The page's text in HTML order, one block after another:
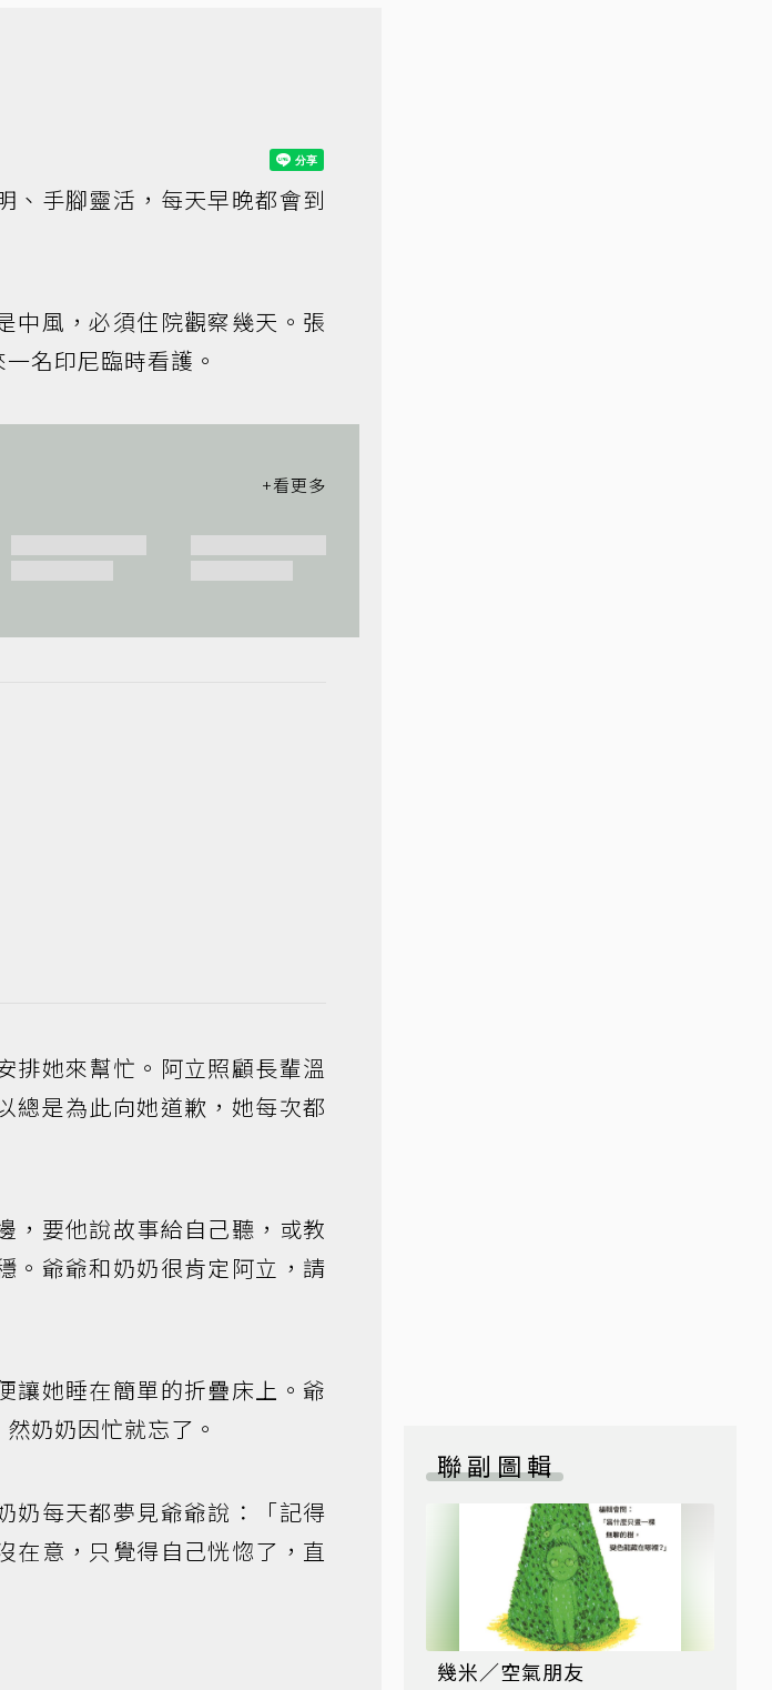
、手腳靈活，每天早晚都會到
中風，必須住院觀察幾天。張
名印尼臨時看護。
排她來幫忙。阿立照顧長輩溫
總是為此向她道歉，她每次都
，要他說故事給自己聽，或教
。爺爺和奶奶很肯定阿立，請
讓她睡在簡單的折疊床上。爺
奶奶因忙就忘了。
奶每天都夢見爺爺說：「記得
在意，只覺得自己恍惚了，直
聯副圖輯
幾米／空氣朋友